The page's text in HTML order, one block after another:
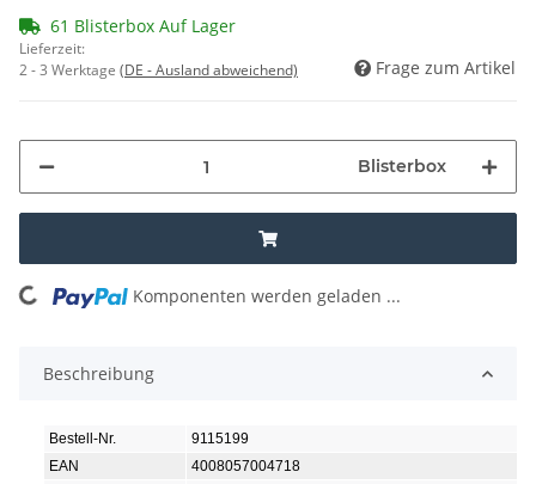
61 Blisterbox Auf Lager
Lieferzeit:
2 - 3 Werktage (DE - Ausland abweichend) Frage zum Artikel
Blisterbox
Komponenten werden geladen ...
Beschreibung
Bestell-Nr.
9115199
EAN
4008057004718